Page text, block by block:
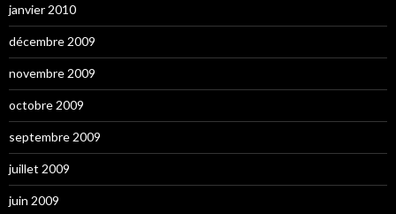
janvier 2010
décembre 2009
novembre 2009
octobre 2009
septembre 2009
juillet 2009
juin 2009